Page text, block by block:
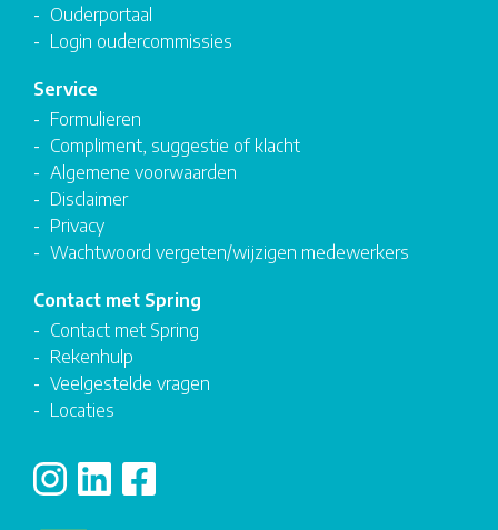
Ouderportaal
Login oudercommissies
Service
Formulieren
Compliment, suggestie of klacht
Algemene voorwaarden
Disclaimer
Privacy
Wachtwoord vergeten/wijzigen medewerkers
Contact met Spring
Contact met Spring
Rekenhulp
Veelgestelde vragen
Locaties
Volg ons op Instagram
Volg ons op LinkedIn